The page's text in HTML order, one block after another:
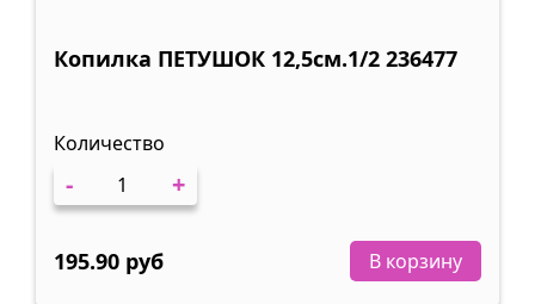
Копилка ПЕТУШОК 12,5см.1/2 236477
Количество
- +
195.90 руб В корзину